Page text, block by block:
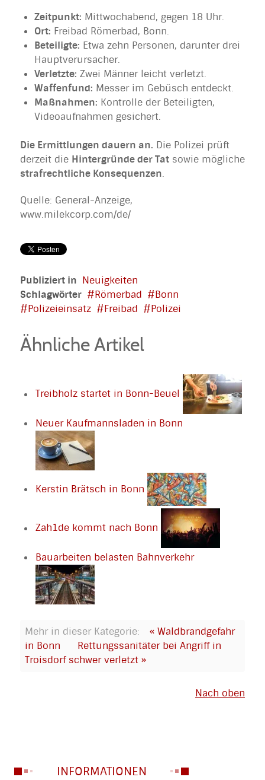
Zeitpunkt: Mittwochabend, gegen 18 Uhr.
Ort: Freibad Römerbad, Bonn.
Beteiligte: Etwa zehn Personen, darunter drei
Hauptverursacher.
Verletzte: Zwei Männer leicht verletzt.
Waffenfund: Messer im Gebüsch entdeckt.
Maßnahmen: Kontrolle der Beteiligten,
Videoaufnahmen gesichert.
Die Ermittlungen dauern an. Die Polizei prüft
derzeit die Hintergründe der Tat sowie mögliche
strafrechtliche Konsequenzen.
Quelle: General-Anzeige,
www.milekcorp.com/de/
Publiziert in Neuigkeiten
Schlagwörter
Römerbad
Bonn
Polizeieinsatz
Freibad Polizei
Ähnliche Artikel
Treibholz startet in Bonn-Beuel
Neuer Kaufmannsladen in Bonn
Kerstin Brätsch in Bonn
Zah1de kommt nach Bonn
Bauarbeiten belasten Bahnverkehr
Mehr in dieser Kategorie:
« Waldbrandgefahr
in Bonn
Rettungssanitäter bei Angriff in
Troisdorf schwer verletzt »
Nach oben
INFORMATIONEN